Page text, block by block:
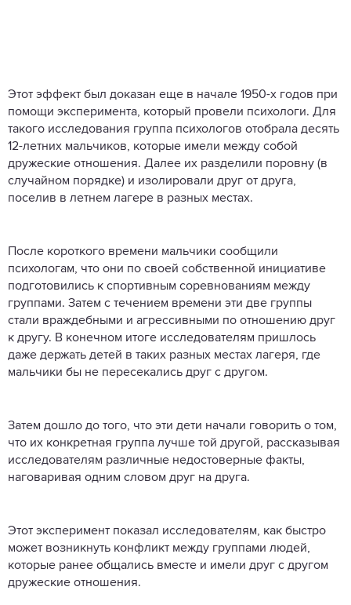
Этот эффект был доказан еще в начале 1950-х годов при
помощи эксперимента, который провели психологи. Для
такого исследования группа психологов отобрала десять
12-летних мальчиков, которые имели между собой
дружеские отношения. Далее их разделили поровну (в
случайном порядке) и изолировали друг от друга,
поселив в летнем лагере в разных местах.
После короткого времени мальчики сообщили
психологам, что они по своей собственной инициативе
подготовились к спортивным соревнованиям между
группами. Затем с течением времени эти две группы
стали враждебными и агрессивными по отношению друг
к другу. В конечном итоге исследователям пришлось
даже держать детей в таких разных местах лагеря, где
мальчики бы не пересекались друг с другом.
Затем дошло до того, что эти дети начали говорить о том,
что их конкретная группа лучше той другой, рассказывая
исследователям различные недостоверные факты,
наговаривая одним словом друг на друга.
Этот эксперимент показал исследователям, как быстро
может возникнуть конфликт между группами людей,
которые ранее общались вместе и имели друг с другом
дружеские отношения.